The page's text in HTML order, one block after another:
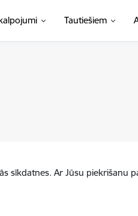
Tautiešiem
sīkdatnes. Ar Jūsu piekrišanu